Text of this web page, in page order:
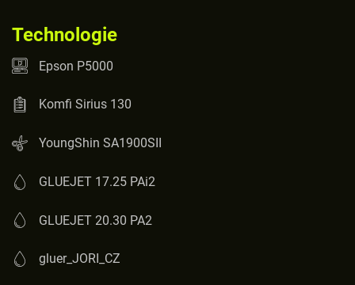
Technologie
Epson P5000
Komfi Sirius 130
YoungShin SA1900SII
GLUEJET 17.25 PAi2
GLUEJET 20.30 PA2
gluer_JORI_CZ